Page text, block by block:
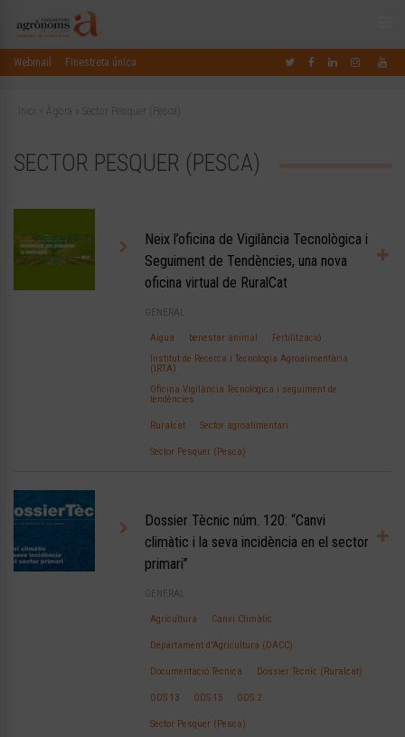
Webmail Finestreta única
Inici Àgora Sector Pesquer (Pesca)
SECTOR PESQUER (PESCA)
Neix l’oficina de Vigilància Tecnològica i
Seguiment de Tendències, una nova
oficina virtual de RuralCat
GENERAL
Aigua benestar animal
Fertilització
Institut de Recerca i Tecnologia Agroalimentària
(IRTA)
Oficina Vigilància Tecnològica i seguiment de
tendències
Ruralcat Sector agroalimentari
Sector Pesquer (Pesca)
Dossier Tècnic núm. 120: “Canvi
climàtic i la seva incidència en el sector
primari”
GENERAL
Agricultura Canvi Climàtic
Departament d'Agricultura (DACC)
Documentació Tècnica Dossier Tècnic (Ruralcat)
ODS 13 ODS 15 ODS 2
Sector Pesquer (Pesca)